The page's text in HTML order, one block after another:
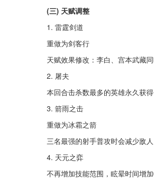
(三) 天赋调整
1. 雷霆剑道
重做为剑客行
天赋效果修改：李白、宫本武藏
2. 屠夫
本回合击杀数最多的英雄永久获
3. 箭雨之击
重做为冰霜之箭
三名最强的射手普攻时会减少敌
4. 天元之弈
不再增加技能范围，眩晕时间增